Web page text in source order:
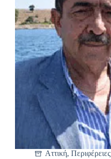
Αττική, Περιφέρειες